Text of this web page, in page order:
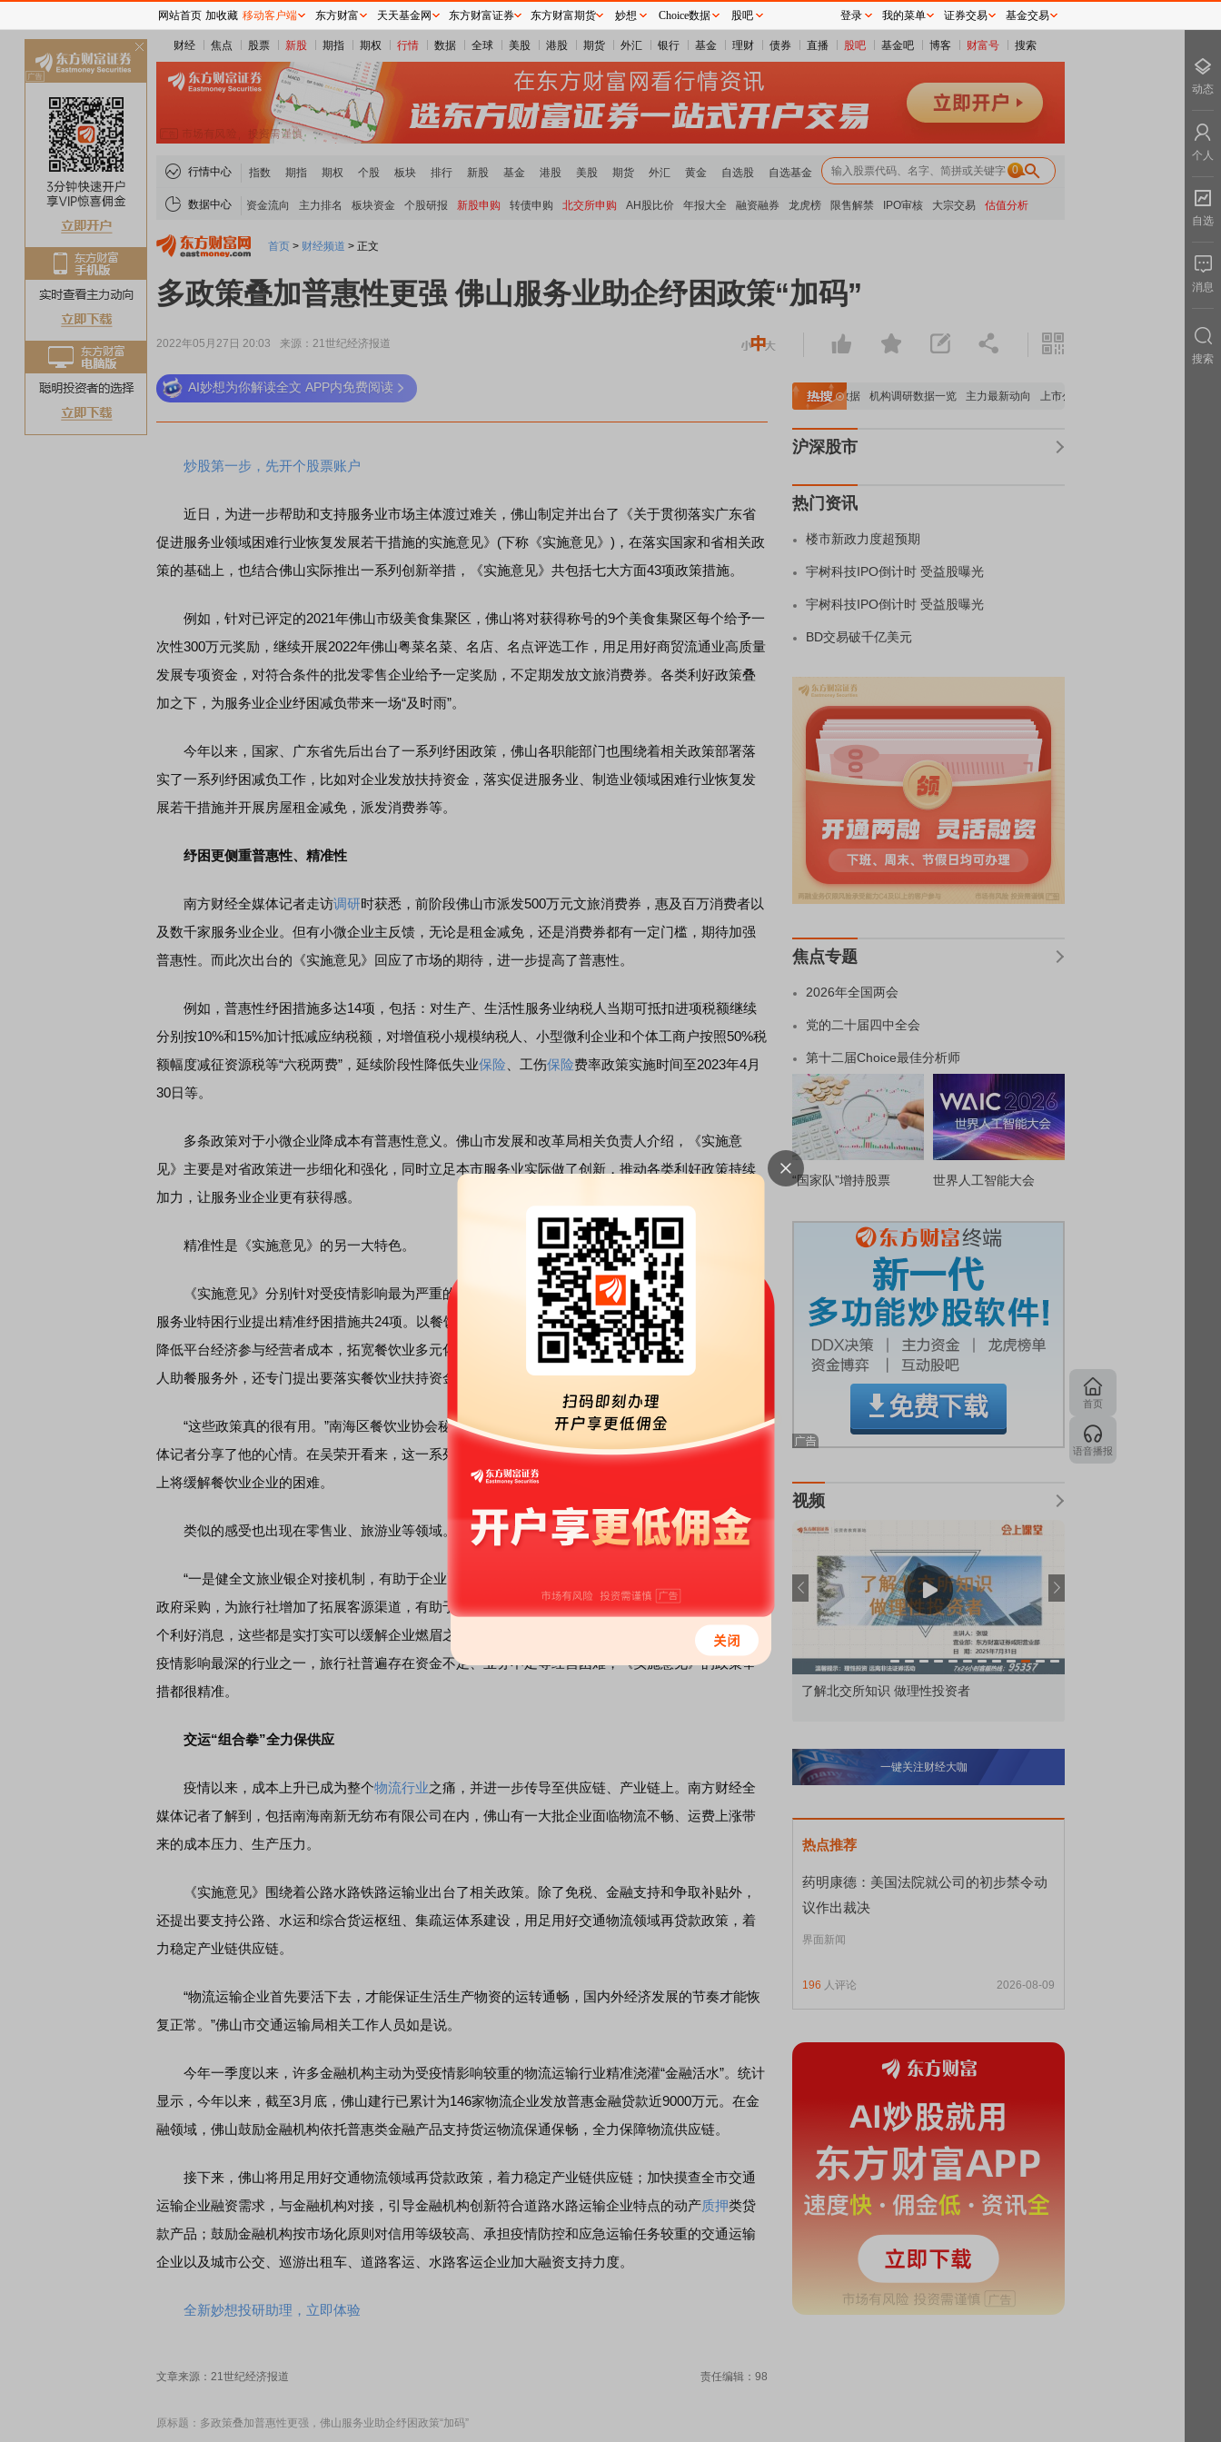
财经 焦点 股票 新股 期指 期权 行情 数据 全球 美股 港股 期货 外汇 银行 基金 理财 债券 直播 股吧 基金吧 博客 财富号 搜索
行情中心 指数 期指 期权 个股 板块 排行 新股 基金 港股 美股 期货 外汇 黄金 自选股 自选基金 0
数据中心 资金流向 主力排名 板块资金 个股研报 新股申购 转债申购 北交所申购 AH股比价 年报大全 融资融券 龙虎榜 限售解禁 IPO审核 大宗交易 估值分析
首页 > 财经频道 > 正文
多政策叠加普惠性更强 佛山服务业助企纾困政策“加码”
2022年05月27日 20:03 来源：21世纪经济报道
AI妙想为你解读全文 APP内免费阅读
炒股第一步，先开个股票账户
近日，为进一步帮助和支持服务业市场主体渡过难关，佛山制定并出台了《关于贯彻落实广东省
促进服务业领域困难行业恢复发展若干措施的实施意见》(下称《实施意见》)，在落实国家和省相关政
策的基础上，也结合佛山实际推出一系列创新举措，《实施意见》共包括七大方面43项政策措施。
例如，针对已评定的2021年佛山市级美食集聚区，佛山将对获得称号的9个美食集聚区每个给予一
次性300万元奖励，继续开展2022年佛山粤菜名菜、名店、名点评选工作，用足用好商贸流通业高质量
发展专项资金，对符合条件的批发零售企业给予一定奖励，不定期发放文旅消费券。各类利好政策叠
加之下，为服务业企业纾困减负带来一场“及时雨”。
今年以来，国家、广东省先后出台了一系列纾困政策，佛山各职能部门也围绕着相关政策部署落
实了一系列纾困减负工作，比如对企业发放扶持资金，落实促进服务业、制造业领域困难行业恢复发
展若干措施并开展房屋租金减免，派发消费券等。
纾困更侧重普惠性、精准性
南方财经全媒体记者走访调研时获悉，前阶段佛山市派发500万元文旅消费券，惠及百万消费者以
及数千家服务业企业。但有小微企业主反馈，无论是租金减免，还是消费券都有一定门槛，期待加强
普惠性。而此次出台的《实施意见》回应了市场的期待，进一步提高了普惠性。
例如，普惠性纾困措施多达14项，包括：对生产、生活性服务业纳税人当期可抵扣进项税额继续
分别按10%和15%加计抵减应纳税额，对增值税小规模纳税人、小型微利企业和个体工商户按照50%税
额幅度减征资源税等“六税两费”，延续阶段性降低失业保险 、工伤保险费率政策实施时间至2023年4月
30日等。
多条政策对于小微企业降成本有普惠性意义。佛山市发展和改革局相关负责人介绍，《实施意
见》主要是对省政策进一步细化和强化，同时立足本市服务业实际做了创新，推动各类利好政策持续
加力，让服务业企业更有获得感。
精准性是《实施意见》的另一大特色。
《实施意见》分别针对受疫情影响最为严重的餐饮业、零售业、旅游业、公路水路铁路运输业4个
服务业特困行业提出精准纾困措施共24项。以餐饮业为例，《实施意见》除了支持餐饮业疫情防控，
降低平台经济参与经营者成本，拓宽餐饮业多元化融资渠道，优化餐饮业保险产品和服务，开展老年
人助餐服务外，还专门提出要落实餐饮业扶持资金。
“这些政策真的很有用。”南海区餐饮业协会秘书长李穗东在政策发出的第一时间就跟南方财经全媒
体记者分享了他的心情。在吴荣开看来，这一系列涉及减税、减租、金融等方面的措施确实一定程度
上将缓解餐饮业企业的困难。
类似的感受也出现在零售业、旅游业等领域。
“一是健全文旅业银企对接机制，有助于企业更易获得
政府采购，为旅行社增加了拓展客源渠道，有助于提升业务量；三是精准防控等举措，对旅游业是一
个利好消息，这些都是实打实可以缓解企业燃眉之急的。”禅之旅副总经理许云威表示，旅游行业是受
疫情影响最深的行业之一，旅行社普遍存在资金不足、业务不足等经营困难，《实施意见》的政策举
措都很精准。
交运“组合拳”全力保供应
疫情以来，成本上升已成为整个物流行业之痛，并进一步传导至供应链、产业链上。南方财经全
媒体记者了解到，包括南海南新无纺布有限公司在内，佛山有一大批企业面临物流不畅、运费上涨带
来的成本压力、生产压力。
《实施意见》围绕着公路水路铁路运输业出台了相关政策。除了免税、金融支持和争取补贴外，
还提出要支持公路、水运和综合货运枢纽、集疏运体系建设，用足用好交通物流领域再贷款政策，着
力稳定产业链供应链。
“物流运输企业首先要活下去，才能保证生活生产物资的运转通畅，国内外经济发展的节奏才能恢
复正常。”佛山市交通运输局相关工作人员如是说。
今年一季度以来，许多金融机构主动为受疫情影响较重的物流运输行业精准浇灌“金融活水”。统计
显示，今年以来，截至3月底，佛山建行已累计为146家物流企业发放普惠金融贷款近9000万元。在金
融领域，佛山鼓励金融机构依托普惠类金融产品支持货运物流保通保畅，全力保障物流供应链。
接下来，佛山将用足用好交通物流领域再贷款政策，着力稳定产业链供应链；加快摸查全市交通
运输企业融资需求，与金融机构对接，引导金融机构创新符合道路水路运输企业特点的动产质押类贷
款产品；鼓励金融机构按市场化原则对信用等级较高、承担疫情防控和应急运输任务较重的交通运输
企业以及城市公交、巡游出租车、道路客运、水路客运企业加大融资支持力度。
全新妙想投研助理，立即体验
文章来源：21世纪经济报道 责任编辑：98
原标题：多政策叠加普惠性更强，佛山服务业助企纾困政策“加码”
稀土板块领涨 重要机构持股数据 机构调研数据一览 主力最新动向 上市公司限售股解禁一览
沪深股市
热门资讯
楼市新政力度超预期
宇树科技IPO倒计时 受益股曝光
宇树科技IPO倒计时 受益股曝光
BD交易破千亿美元
焦点专题
2026年全国两会
党的二十届四中全会
第十二届Choice最佳分析师
“国家队”增持股票 世界人工智能大会
视频
连线｜东方财富证券陈果：A股再平衡的
市价委托那么多种，究竟怎么用？
一键关注财经大咖
热点推荐
药明康德：美国法院就公司的初步禁令动
议作出裁决
界面新闻
196 人评论 2026-08-09
首页
语音播报
网站首页 加收藏 移动客户端 东方财富 天天基金网 东方财富证券 东方财富期货 妙想 Choice数据 股吧 登录 我的菜单 证券交易 基金交易
动态
个人
自选
消息
搜索
关